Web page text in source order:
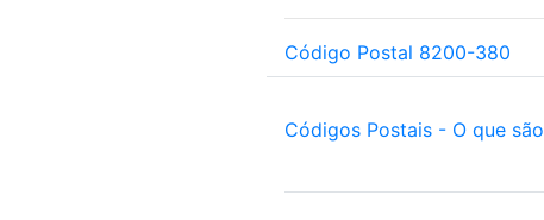
Código Postal 8200-380
Códigos Postais - O que são